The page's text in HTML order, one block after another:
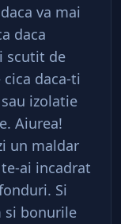
va mai
daca
scutit de
daca-ti
izolatie
Aiurea!
un maldar
ai incadrat
Si
si bonurile